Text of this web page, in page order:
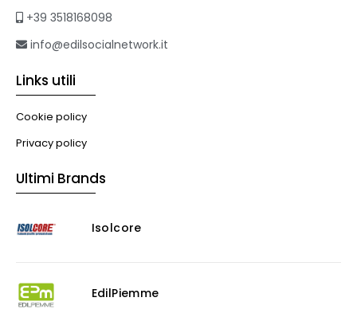
+39 3518168098
info@edilsocialnetwork.it
Links utili
Cookie policy
Privacy policy
Ultimi Brands
Isolcore
EdilPiemme